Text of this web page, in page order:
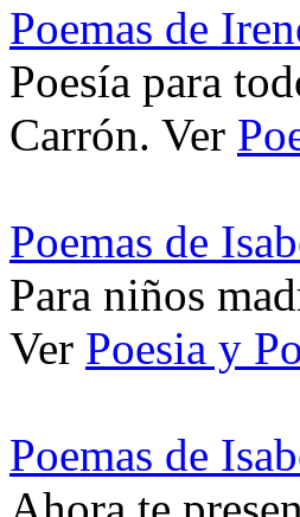
Poemas de
Poesía para
Carrón. Ver
Poemas de
Para niños
Ver Poesia y
Poemas de